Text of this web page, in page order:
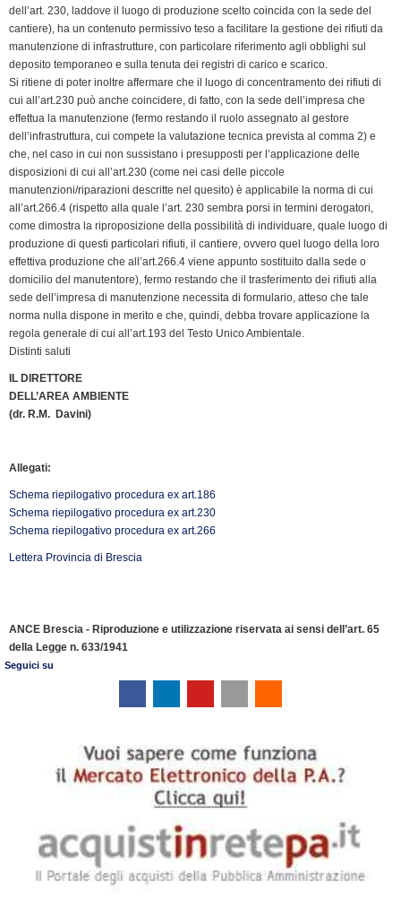
dell’art. 230, laddove il luogo di produzione scelto coincida con la sede del
cantiere), ha un contenuto permissivo teso a facilitare la gestione dei rifiuti da
manutenzione di infrastrutture, con particolare riferimento agli obblighi sul
deposito temporaneo e sulla tenuta dei registri di carico e scarico.
Si ritiene di poter inoltre affermare che il luogo di concentramento dei rifiuti di
cui all’art.230 può anche coincidere, di fatto, con la sede dell’impresa che
effettua la manutenzione (fermo restando il ruolo assegnato al gestore
dell’infrastruttura, cui compete la valutazione tecnica prevista al comma 2) e
che, nel caso in cui non sussistano i presupposti per l’applicazione delle
disposizioni di cui all’art.230 (come nei casi delle piccole
manutenzioni/riparazioni descritte nel quesito) è applicabile la norma di cui
all’art.266.4 (rispetto alla quale l’art. 230 sembra porsi in termini derogatori,
come dimostra la riproposizione della possibilità di individuare, quale luogo di
produzione di questi particolari rifiuti, il cantiere, ovvero quel luogo della loro
effettiva produzione che all’art.266.4 viene appunto sostituito dalla sede o
domicilio del manutentore), fermo restando che il trasferimento dei rifiuti alla
sede dell’impresa di manutenzione necessita di formulario, atteso che tale
norma nulla dispone in merito e che, quindi, debba trovare applicazione la
regola generale di cui all’art.193 del Testo Unico Ambientale.
Distinti saluti
IL DIRETTORE
DELL’AREA AMBIENTE
(dr. R.M. Davini)
Allegati:
Schema riepilogativo procedura ex art.186
Schema riepilogativo procedura ex art.230
Schema riepilogativo procedura ex art.266
Lettera Provincia di Brescia
ANCE Brescia - Riproduzione e utilizzazione riservata ai sensi dell’art. 65
della Legge n. 633/1941
Seguici su